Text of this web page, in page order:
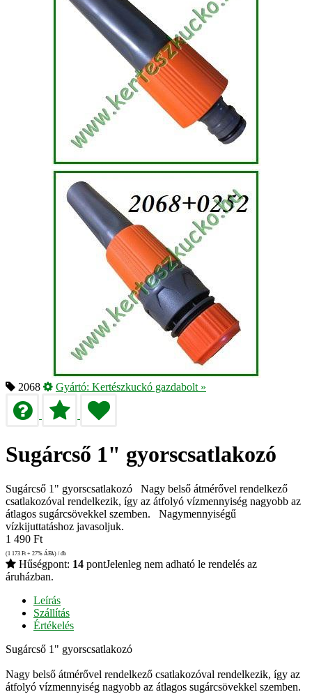
2068 Gyártó: Kertészkuckó gazdabolt »
Sugárcső 1" gyorscsatlakozó
Sugárcső 1" gyorscsatlakozó Nagy belső átmérővel rendelkező
csatlakozóval rendelkezik, így az átfolyó vízmennyiség nagyobb az
átlagos sugárcsövekkel szemben. Nagymennyiségű
vízkijuttatáshoz javasoljuk.
1 490 Ft
(1 173 Ft + 27% ÁFA) / db
Hűségpont: 14 pontJelenleg nem adható le rendelés az
áruházban.
Leírás
Szállítás
Értékelés
Sugárcső 1" gyorscsatlakozó
Nagy belső átmérővel rendelkező csatlakozóval rendelkezik, így az
átfolyó vízmennyiség nagyobb az átlagos sugárcsövekkel szemben.